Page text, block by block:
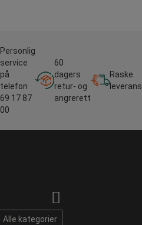
Personlig
service
på
telefon
69 17 87
00
60
dagers
retur- og
angrerett
Raske
Alle kategorier